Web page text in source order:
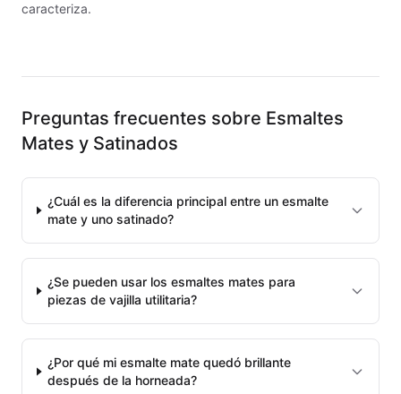
MAYCO SNOW GEMS
MAYCO SPECIALTY GLAZES
MAYCO SPECKLED STROKE & COAT
MAYCO STONEWARE GLAZES
Metales preciosos y luestres
Moldes de yeso
caracteriza.
Preguntas frecuentes sobre Esmaltes
Mates y Satinados
¿Cuál es la diferencia principal entre un esmalte
mate y uno satinado?
¿Se pueden usar los esmaltes mates para
piezas de vajilla utilitaria?
¿Por qué mi esmalte mate quedó brillante
después de la horneada?